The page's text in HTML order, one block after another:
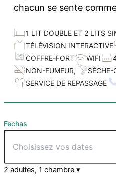
chacun se sente
1 LIT DOUBLE ET 2 LITS
TÉLÉVISION INTERACTIVE
COFFRE-FORT
WIFI
NON-FUMEUR,
SÈCHE-
SERVICE DE REPASSAGE
Fechas
2 adultes, 1 chambre ▾